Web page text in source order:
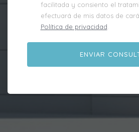
facilitada y consiento el
efectuará de mis datos de
Política de privacidad.